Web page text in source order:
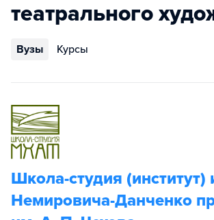
театрального
Вузы Курсы
Школа-студия
Немировича-Данченко